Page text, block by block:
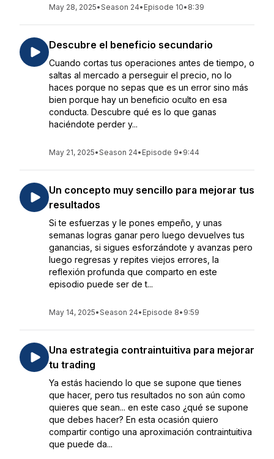
May 28, 2025•Season 24• Episode 10• 8:39
Descubre el beneficio secundario
Cuando cortas tus operaciones antes de tiempo, o
saltas al mercado a perseguir el precio, no lo
haces porque no sepas que es un error sino más
bien porque hay un beneficio oculto en esa
conducta. Descubre qué es lo que ganas
haciéndote perder y...
May 21, 2025•Season 24• Episode 9• 9:44
Un concepto muy sencillo para mejorar tus
resultados
Si te esfuerzas y le pones empeño, y unas
semanas logras ganar pero luego devuelves tus
ganancias, si sigues esforzándote y avanzas pero
luego regresas y repites viejos errores, la
reflexión profunda que comparto en este
episodio puede ser de t...
May 14, 2025•Season 24• Episode 8• 9:59
Una estrategia contraintuitiva para mejorar
tu trading
Ya estás haciendo lo que se supone que tienes
que hacer, pero tus resultados no son aún como
quieres que sean... en este caso ¿qué se supone
que debes hacer? En esta ocasión quiero
compartir contigo una aproximación contraintuitiva
que puede da...